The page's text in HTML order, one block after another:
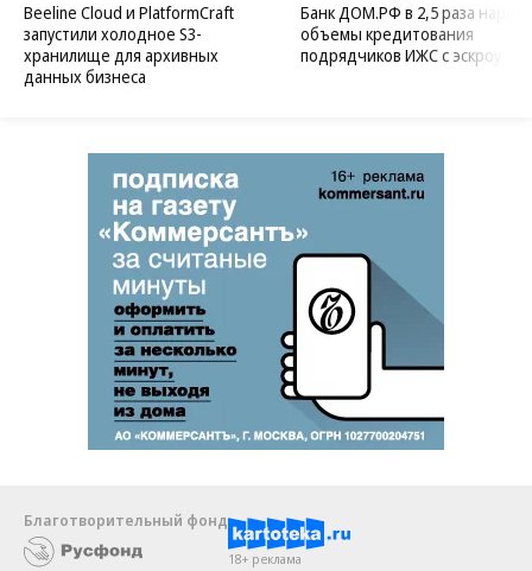
Beeline Cloud и PlatformCraft
запустили холодное S3-
хранилище для архивных
данных бизнеса
Банк ДОМ.РФ в 2,5 раза
объемы кредитования
подрядчиков ИЖС с эскроу
Благотворительный фонд
18+ реклама